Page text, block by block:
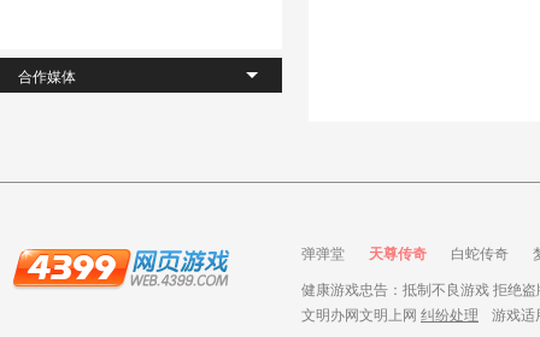
合作媒体
弹弹堂 天尊传奇 白蛇传奇
健康游戏忠告：抵制不良游戏 拒绝
文明办网文明上网 纠纷处理
游戏适